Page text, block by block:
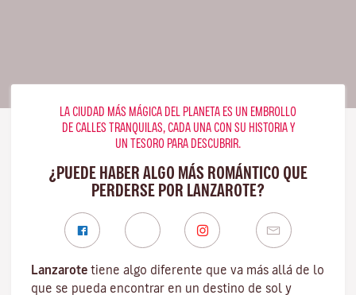
LA CIUDAD MÁS MÁGICA DEL PLANETA ES UN EMBROLLO
DE CALLES TRANQUILAS, CADA UNA CON SU HISTORIA Y
UN TESORO PARA DESCUBRIR.
¿PUEDE HABER ALGO MÁS ROMÁNTICO QUE
PERDERSE POR LANZAROTE?
Lanzarote tiene algo diferente que va más allá de lo
que se pueda encontrar en un destino de sol y